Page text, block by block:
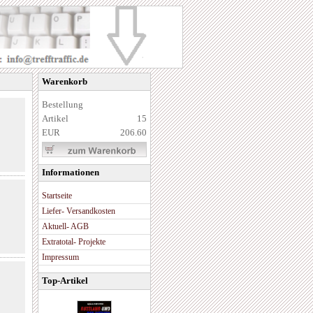
Warenkorb
Bestellung
Artikel
15
EUR
206.60
Informationen
Startseite
Liefer- Versandkosten
Aktuell- AGB
Extratotal- Projekte
Impressum
Top-Artikel